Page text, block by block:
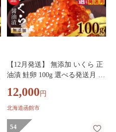
【12月発送】 無添加 いくら 正
油漬 鮭卵 100g 選べる発送月 函
鮮 いくら丼 パスタ 海の宝石 食
感 贅沢 使い切りサイズ おにぎ
館 ふるさと グルメ お取り寄せ
12,000 円
北海道函館市
54